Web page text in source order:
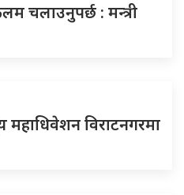
चलाउनुपर्छ : मन्त्री
महाधिवेशन विराटनगरमा